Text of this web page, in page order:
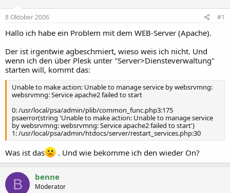
m
8 Oktober 2006 #1
Hallo ich habe ein Problem mit dem WEB-Server (Apache).
Der ist irgentwie agbeschmiert, wieso weis ich nicht. Und
wenn ich den über Plesk unter "Server>Diensteverwaltung"
starten will, kommt das:
Unable to make action: Unable to manage service by websrvmng:
websrvmng: Service apache2 failed to start
0: /usr/local/psa/admin/plib/common_func.php3:175
psaerror(string 'Unable to make action: Unable to manage service
by websrvmng: websrvmng: Service apache2 failed to start')
1: /usr/local/psa/admin/htdocs/server/restart_services.php:30
Was ist das . Und wie bekomme ich den wieder On?
B benne
Moderator